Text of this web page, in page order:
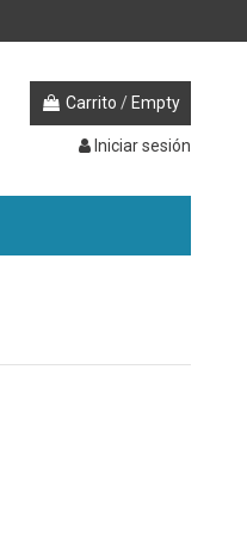
Carrito / Empty
Iniciar sesión